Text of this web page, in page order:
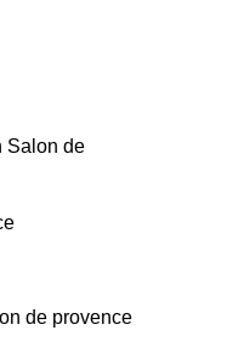
Salon de
de provence